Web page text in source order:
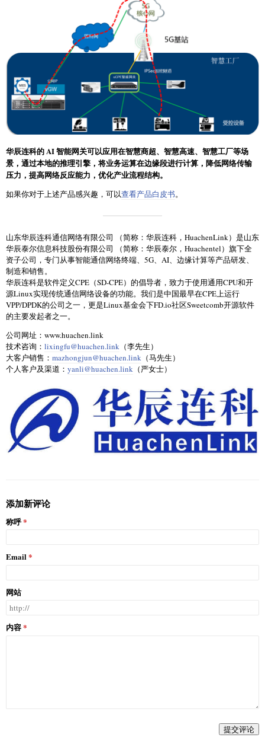
华辰连科的AI智能网关可以应用在智慧商超、智慧高速、智慧工厂等场
景，通过本地的推理引擎，将业务运算在边缘段进行计算，降低网络传输
压力，提高网络反应能力，优化产业流程结构。
如果你对于上述产品感兴趣，可以查看产品白皮书。
山东华辰连科通信网络有限公司 （简称：华辰连科，HuachenLink）是山东
华辰泰尔信息科技股份有限公司 （简称：华辰泰尔，Huachentel）旗下全
资子公司，专门从事智能通信网络终端、5G、AI、边缘计算等产品研发、
制造和销售。
华辰连科是软件定义CPE（SD-CPE）的倡导者，致力于使用通用CPU和开
源Linux实现传统通信网络设备的功能。我们是中国最早在CPE上运行
VPP/DPDK的公司之一，更是Linux基金会下FD.io社区Sweetcomb开源软件
的主要发起者之一。
公司网址：www.huachen.link
技术咨询： lixingfu@huachen.link （李先生）
大客户销售： mazhongjun@huachen.link （马先生）
个人客户及渠道： yanli@huachen.link （严女士）
添加新评论
称呼
Email
网站
内容
提交评论